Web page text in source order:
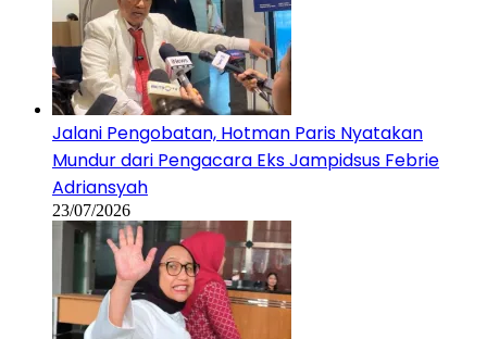
Jalani Pengobatan, Hotman Paris Nyatakan
Mundur dari Pengacara Eks Jampidsus Febrie
Adriansyah
23/07/2026